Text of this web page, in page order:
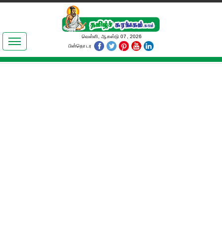
இலக்கியங்கள்
தமிழ் உலகம்
வெள்ளி, ஆகஸ்டு 07, 2026
பின்தொடர